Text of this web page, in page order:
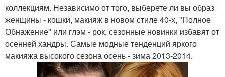
коллекциям. Независимо от того, выберете ли вы образ
женщины - кошки, макияж в новом стиле 40-х, "Полное
Обнажение" или глэм - рок, сезонные новинки избавят от
осенней хандры. Самые модные тенденций яркого
макияжа высокого сезона осень - зима 2013-2014.